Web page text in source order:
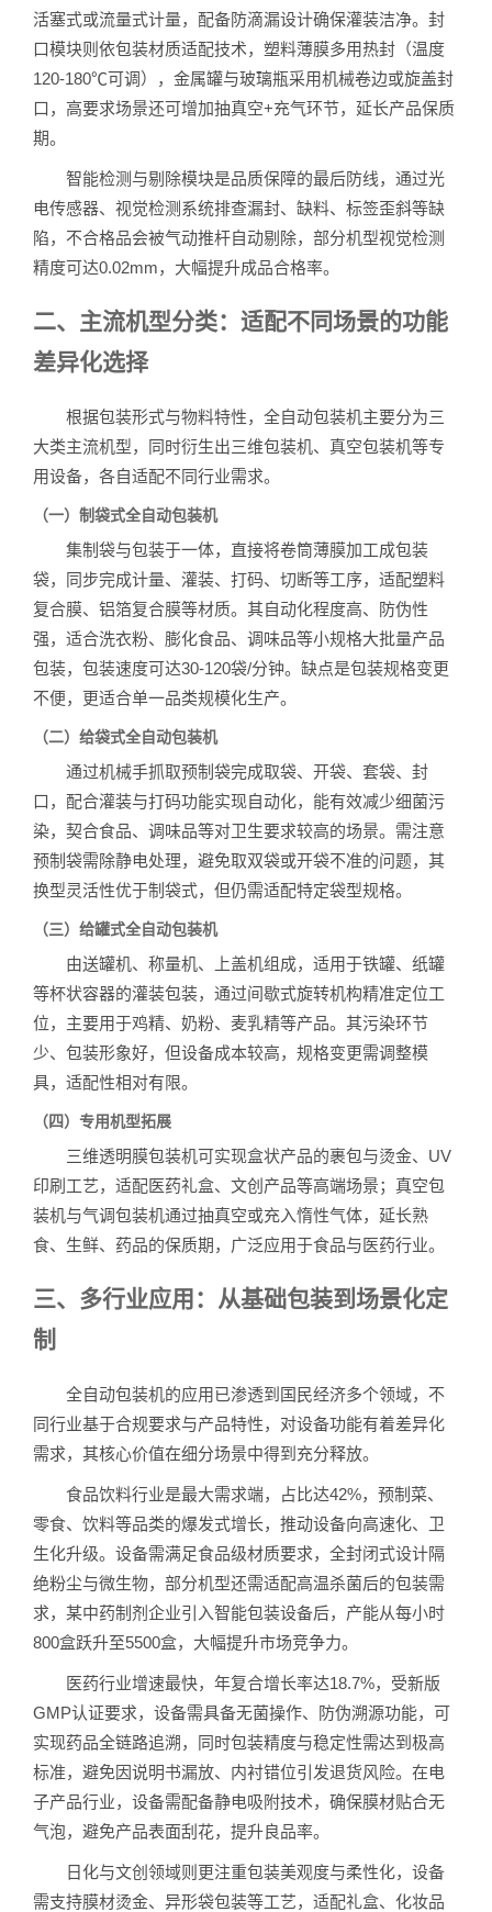
活塞式或流量式计量，配备防滴漏设计确保灌装洁净。封
口模块则依包装材质适配技术，塑料薄膜多用热封（温度
120-180℃可调），金属罐与玻璃瓶采用机械卷边或旋盖封
口，高要求场景还可增加抽真空+充气环节，延长产品保质
期。
智能检测与剔除模块是品质保障的最后防线，通过光
电传感器、视觉检测系统排查漏封、缺料、标签歪斜等缺
陷，不合格品会被气动推杆自动剔除，部分机型视觉检测
精度可达0.02mm，大幅提升成品合格率。
二、主流机型分类：适配不同场景的功能
差异化选择
根据包装形式与物料特性，全自动包装机主要分为三
大类主流机型，同时衍生出三维包装机、真空包装机等专
用设备，各自适配不同行业需求。
（一）制袋式全自动包装机
集制袋与包装于一体，直接将卷筒薄膜加工成包装
袋，同步完成计量、灌装、打码、切断等工序，适配塑料
复合膜、铝箔复合膜等材质。其自动化程度高、防伪性
强，适合洗衣粉、膨化食品、调味品等小规格大批量产品
包装，包装速度可达30-120袋/分钟。缺点是包装规格变更
不便，更适合单一品类规模化生产。
（二）给袋式全自动包装机
通过机械手抓取预制袋完成取袋、开袋、套袋、封
口，配合灌装与打码功能实现自动化，能有效减少细菌污
染，契合食品、调味品等对卫生要求较高的场景。需注意
预制袋需除静电处理，避免取双袋或开袋不准的问题，其
换型灵活性优于制袋式，但仍需适配特定袋型规格。
（三）给罐式全自动包装机
由送罐机、称量机、上盖机组成，适用于铁罐、纸罐
等杯状容器的灌装包装，通过间歇式旋转机构精准定位工
位，主要用于鸡精、奶粉、麦乳精等产品。其污染环节
少、包装形象好，但设备成本较高，规格变更需调整模
具，适配性相对有限。
（四）专用机型拓展
三维透明膜包装机可实现盒状产品的裹包与烫金、UV
印刷工艺，适配医药礼盒、文创产品等高端场景；真空包
装机与气调包装机通过抽真空或充入惰性气体，延长熟
食、生鲜、药品的保质期，广泛应用于食品与医药行业。
三、多行业应用：从基础包装到场景化定
制
全自动包装机的应用已渗透到国民经济多个领域，不
同行业基于合规要求与产品特性，对设备功能有着差异化
需求，其核心价值在细分场景中得到充分释放。
食品饮料行业是最大需求端，占比达42%，预制菜、
零食、饮料等品类的爆发式增长，推动设备向高速化、卫
生化升级。设备需满足食品级材质要求，全封闭式设计隔
绝粉尘与微生物，部分机型还需适配高温杀菌后的包装需
求，某中药制剂企业引入智能包装设备后，产能从每小时
800盒跃升至5500盒，大幅提升市场竞争力。
医药行业增速最快，年复合增长率达18.7%，受新版
GMP认证要求，设备需具备无菌操作、防伪溯源功能，可
实现药品全链路追溯，同时包装精度与稳定性需达到极高
标准，避免因说明书漏放、内衬错位引发退货风险。在电
子产品行业，设备需配备静电吸附技术，确保膜材贴合无
气泡，避免产品表面刮花，提升良品率。
日化与文创领域则更注重包装美观度与柔性化，设备
需支持膜材烫金、异形袋包装等工艺，适配礼盒、化妆品